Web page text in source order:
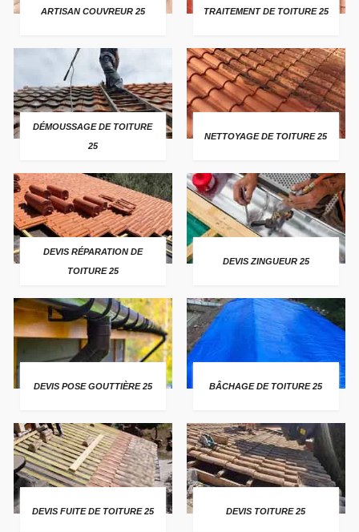
ARTISAN COUVREUR 25 TRAITEMENT DE TOITURE 25
DÉMOUSSAGE DE TOITURE
25
NETTOYAGE DE TOITURE 25
DEVIS RÉPARATION DE
TOITURE 25
DEVIS ZINGUEUR 25
DEVIS POSE GOUTTIÈRE 25 BÂCHAGE DE TOITURE 25
DEVIS FUITE DE TOITURE 25 DEVIS TOITURE 25